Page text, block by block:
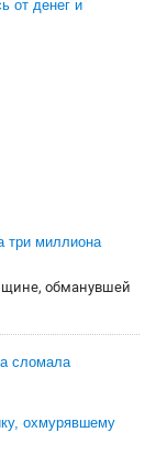
от денег и
три миллиона
обманувшей
сломала
охмурявшему